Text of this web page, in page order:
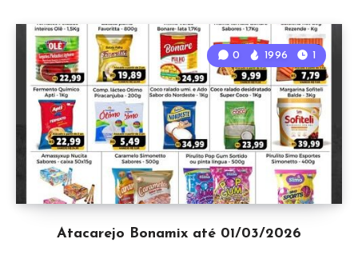
Atacarejo Bonamix até 01/03/2026
0 1996 1